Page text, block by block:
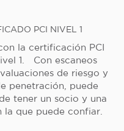
PCI NIVEL 1
la certificación PCI
1. Con escaneos
de riesgo y
penetración, puede
tener un socio y una
la que puede confiar.